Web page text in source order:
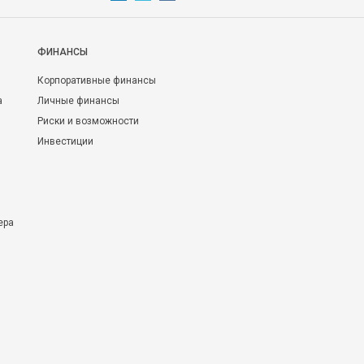
ФИНАНСЫ
Корпоративные финансы
Личные финансы
Риски и возможности
Инвестиции